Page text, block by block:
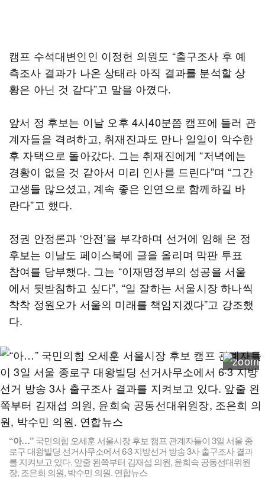
캠프 수석대변인인 이정헌 의원도 “출구조사 후 예
측조사 결과가 나온 상태라 아직 결과를 분석할 상
황은 아닌 것 같다”고 말을 아꼈다.
앞서 정 후보는 이날 오후 4시40분쯤 캠프에 들러 관
계자들을 격려하고, 취재진과도 만나 일일이 악수한
후 자택으로 돌아갔다. 그는 취재진에게 “저녁에는
경황이 없을 것 같아서 미리 인사를 드린다”며 “그간
고생들 많으셨고, 계속 좋은 인연으로 함께하길 바
란다”고 했다.
정권 안정론과 ‘안전’을 부각하며 선거에 임해 온 정
후보는 이날도 페이스북에 글을 올리며 막판 투표
참여를 당부했다. 그는 “이재명정부의 성공을 서울
에서 뒷받침하고 싶다”, “일 잘하는 서울시장 하나씩
착착 정원오가 서울의 미래를 책임지겠다”고 강조했
다.
“아…”국민의힘 오세훈 서울시장 후보 캠프 관계자들이 3일 서울 종
로구 대왕빌딩 선거사무소에서 6·3 지방선거 방송 3사 출구조사 결과
를 지켜보고 있다. 앞줄 왼쪽부터 김재섭 의원, 윤희숙 공동선대위원
장, 조은희 의원, 박수민 의원. 연합뉴스